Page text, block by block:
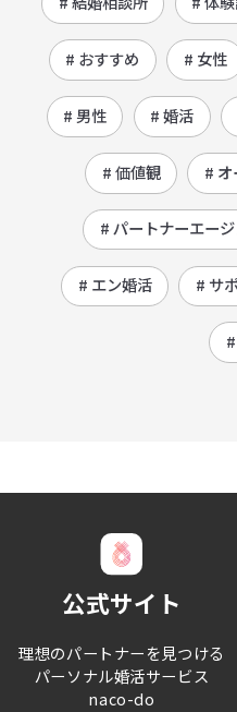
# おすすめ # 女性
# 男性 # 婚活
# 価値観 # オ
# パートナーエー
# エン婚活 # サ
公式サイト
理想のパートナーを見つける
パーソナル婚活サービス
naco-do